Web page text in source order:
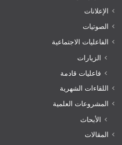
الإعلانات
الصوتيات
الفاعليات الاجتماعية
الزيارات
فاعليات قادمة
اللقاءات الشهرية
المشروعات العلمية
الأبحاث
المقالات